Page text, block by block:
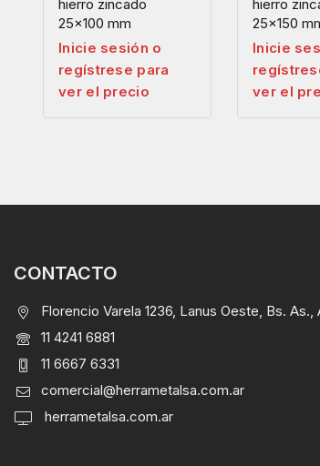
hierro zincado
25×100 mm
Inicie sesión o
regístrese para
ver el precio
hierro
25×150
Inicie
ver el
CONTACTO
Florencio Varela 1236, Lanus Oeste, Bs. As.,
11 4241 6881
11 6667 6331
comercial@herrametalsa.com.ar
herrametalsa.com.ar